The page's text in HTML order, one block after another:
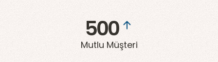
500
Mutlu Müşteri